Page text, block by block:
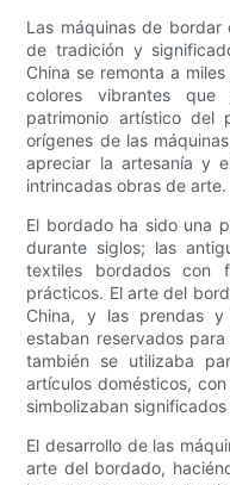
Las máquinas de bordar
de tradición y
China se remonta a
colores vibrantes
patrimonio artístico del
orígenes de las
apreciar la artesanía y
intrincadas obras de arte.
El bordado ha sido una
durante siglos; las
textiles bordados con
prácticos. El arte del
China, y las prendas y
estaban reservados
también se utilizaba
artículos domésticos,
simbolizaban
El desarrollo de las
arte del bordado,